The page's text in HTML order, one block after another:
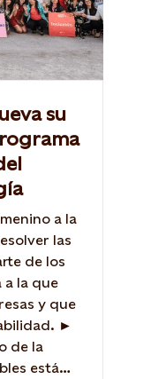
su
a la
las
de los
a la que
y que
►
de la
está